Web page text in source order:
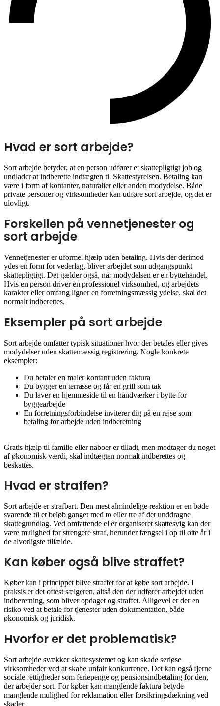
Hvad er sort arbejde?
Sort arbejde betyder, at en person udfører et skattepligtigt job og
undlader at indberette indtægten til Skattestyrelsen. Betaling kan
være i form af kontanter, naturalier eller anden modydelse. Både
private personer og virksomheder kan udføre sort arbejde, og det er
ulovligt.
Forskellen på vennetjenester og
sort arbejde
Vennetjenester er uformel hjælp uden betaling. Hvis der derimod
ydes en form for vederlag, bliver arbejdet som udgangspunkt
skattepligtigt. Det gælder også, når modydelsen er en byttehandel.
Hvis en person driver en professionel virksomhed, og arbejdets
karakter eller omfang ligner en forretningsmæssig ydelse, skal det
normalt indberettes.
Eksempler på sort arbejde
Sort arbejde omfatter typisk situationer hvor der betales eller gives
modydelser uden skattemæssig registrering. Nogle konkrete
eksempler:
Du betaler en maler kontant uden faktura
Du bygger en terrasse og får en grill som tak
Du laver en hjemmeside til en håndværker i bytte for
byggearbejde
En forretningsforbindelse inviterer dig på en rejse som
betaling for arbejde uden indberetning
Gratis hjælp til familie eller naboer er tilladt, men modtager du noget
af økonomisk værdi, skal indtægten normalt indberettes og
beskattes.
Hvad er straffen?
Sort arbejde er strafbart. Den mest almindelige reaktion er en bøde
svarende til et beløb ganget med to eller tre af det unddragne
skattegrundlag. Ved omfattende eller organiseret skattesvig kan der
være mulighed for strengere straf, herunder fængsel i op til otte år i
de alvorligste tilfælde.
Kan køber også blive straffet?
Køber kan i princippet blive straffet for at købe sort arbejde. I
praksis er det oftest sælgeren, altså den der udfører arbejdet uden
indberetning, som bliver opdaget og straffet. Alligevel er der en
risiko ved at betale for tjenester uden dokumentation, både
økonomisk og juridisk.
Hvorfor er det problematisk?
Sort arbejde svækker skattesystemet og kan skade seriøse
virksomheder ved at skabe unfair konkurrence. Det kan også fjerne
sociale rettigheder som feriepenge og pensionsindbetaling for den,
der arbejder sort. For køber kan manglende faktura betyde
manglende mulighed for reklamation eller forsikringsdækning ved
skader.